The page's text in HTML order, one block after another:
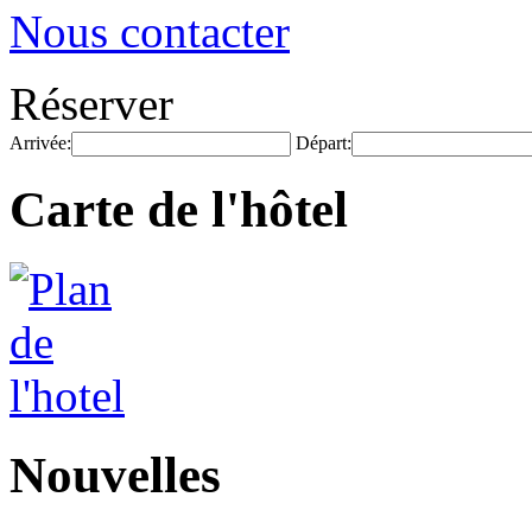
Nous contacter
Réserver
Arrivée: Départ:
Carte de l'hôtel
Nouvelles